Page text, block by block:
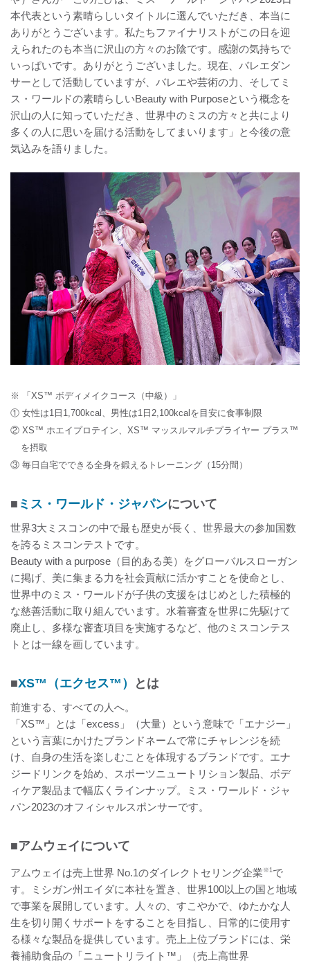
本代表という素晴らしいタイトルに選んでいただき、本当に
ありがとうございます。私たちファイナリストがこの日を迎
えられたのも本当に沢山の方々のお陰です。感謝の気持ちで
いっぱいです。ありがとうございました。現在、バレエダン
サーとして活動していますが、バレエや芸術の力、そしてミ
ス・ワールドの素晴らしいBeauty with Purposeという概念を
沢山の人に知っていただき、世界中のミスの方々と共により
多くの人に思いを届ける活動をしてまいります」と今後の意
気込みを語りました。
※ 「XS™ ボディメイクコース（中級）」
① ⼥性は1⽇1,700kcal、男性は1⽇2,100kcalを⽬安に⾷事制限
② XS™ ホエイプロテイン、XS™ マッスルマルチプライヤー プラス™
を摂取
③ 毎⽇⾃宅でできる全⾝を鍛えるトレーニング（15分間）
■ ミス・ワールド・ジャパンについて
世界3大ミスコンの中で最も歴史が長く、世界最大の参加国数
を誇るミスコンテストです。
Beauty with a purpose（目的ある美）をグローバルスローガン
に掲げ、美に集まる力を社会貢献に活かすことを使命とし、
世界中のミス・ワールドが子供の支援をはじめとした積極的
な慈善活動に取り組んでいます。水着審査を世界に先駆けて
廃止し、多様な審査項目を実施するなど、他のミスコンテス
トとは一線を画しています。
■XS™（エクセス™） とは
前進する、すべての人へ。
「XS™」とは「excess」（大量）という意味で「エナジー」
という言葉にかけたブランドネームで常にチャレンジを続
け、自身の生活を楽しむことを体現するブランドです。エナ
ジードリンクを始め、スポーツニュートリション製品、ボデ
ィケア製品まで幅広くラインナップ。ミス・ワールド・ジャ
パン2023のオフィシャルスポンサーです。
■アムウェイについて
アムウェイは売上世界 No.1のダイレクトセリング企業 ※1で
す。ミシガン州エイダに本社を置き、世界100以上の国と地域
で事業を展開しています。人々の、すこやかで、ゆたかな人
生を切り開くサポートをすることを目指し、日常的に使用す
る様々な製品を提供しています。売上上位ブランドには、栄
養補助食品の「ニュートリライト™」（売上高世界